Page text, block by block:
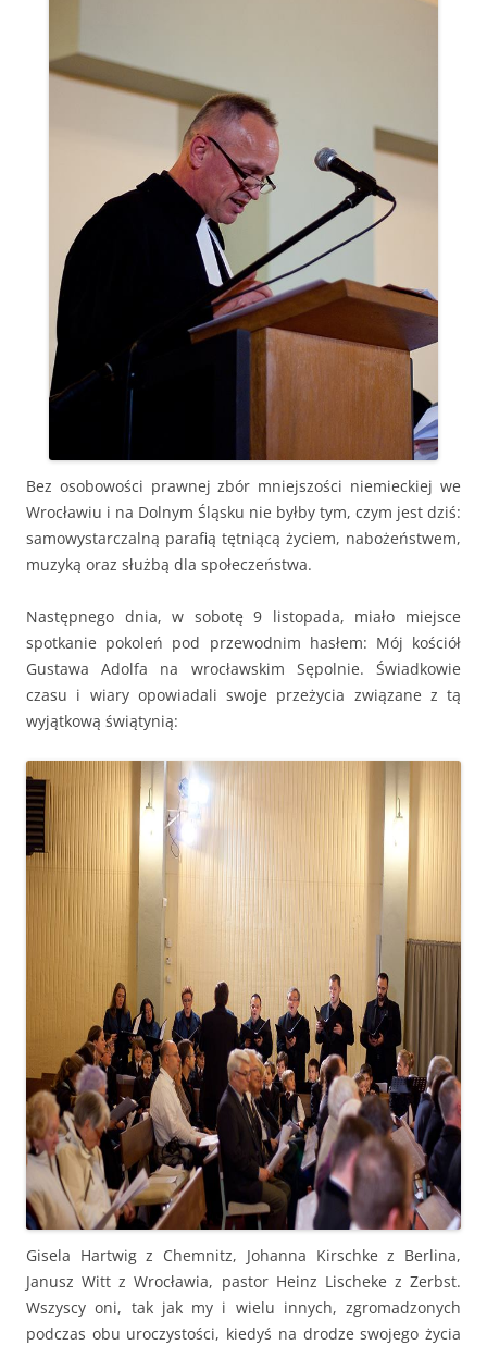
Bez osobowości prawnej zbór mniejszości niemieckiej we
Wrocławiu i na Dolnym Śląsku nie byłby tym, czym jest dziś:
samowystarczalną parafią tętniącą życiem, nabożeństwem,
muzyką oraz służbą dla społeczeństwa.
Następnego dnia, w sobotę 9 listopada, miało miejsce
spotkanie pokoleń pod przewodnim hasłem: Mój kościół
Gustawa Adolfa na wrocławskim Sępolnie. Świadkowie
czasu i wiary opowiadali swoje przeżycia związane z tą
wyjątkową świątynią:
Gisela Hartwig z Chemnitz, Johanna Kirschke z Berlina,
Janusz Witt z Wrocławia, pastor Heinz Lischeke z Zerbst.
Wszyscy oni, tak jak my i wielu innych, zgromadzonych
podczas obu uroczystości, kiedyś na drodze swojego życia